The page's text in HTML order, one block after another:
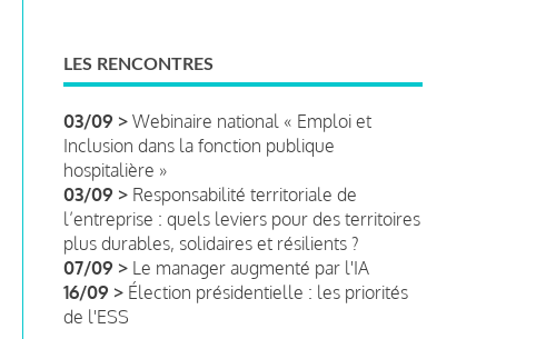
LES RENCONTRES
03/09 > Webinaire national « Emploi et
Inclusion dans la fonction publique
hospitalière »
03/09 > Responsabilité territoriale de
l’entreprise : quels leviers pour des territoires
plus durables, solidaires et résilients ?
07/09 > Le manager augmenté par l'IA
16/09 > Élection présidentielle : les priorités
de l'ESS